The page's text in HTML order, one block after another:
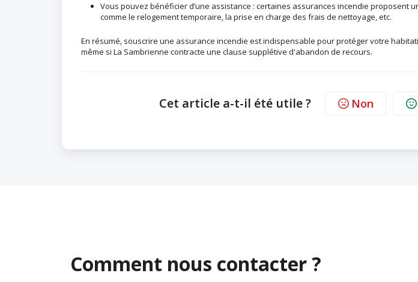
Vous pouvez bénéficier d’une assistance : certaines assurances incendie proposent
comme le relogement temporaire, la prise en charge des frais de nettoyage, etc.
En résumé, souscrire une assurance incendie est indispensable pour protéger votre
même si La Sambrienne contracte une clause supplétive d'abandon de recours.
Cet article a-t-il été utile ? Non